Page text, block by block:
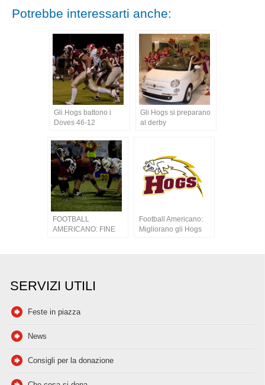
Potrebbe interessarti anche:
Gli Hogs battono i
Doves 46-12
Gli Hogs si preparano
al derby
FOOTBALL
AMERICANO: FINE
Football Americano:
Migliorano gli Hogs
SERVIZI UTILI
Feste in piazza
News
Consigli per la donazione